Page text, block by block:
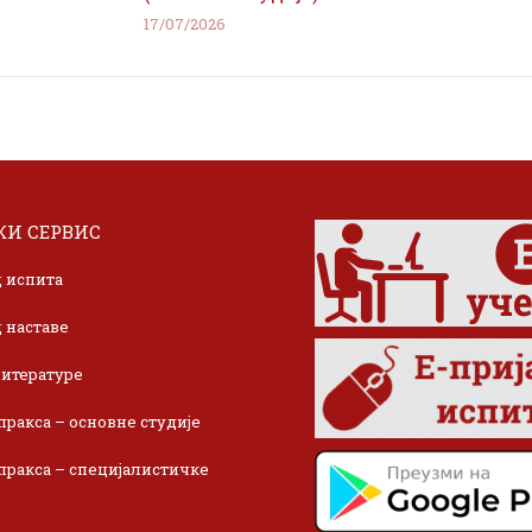
17/07/2026
СЕРВИС
испита
– основне студије
– специјалистичке